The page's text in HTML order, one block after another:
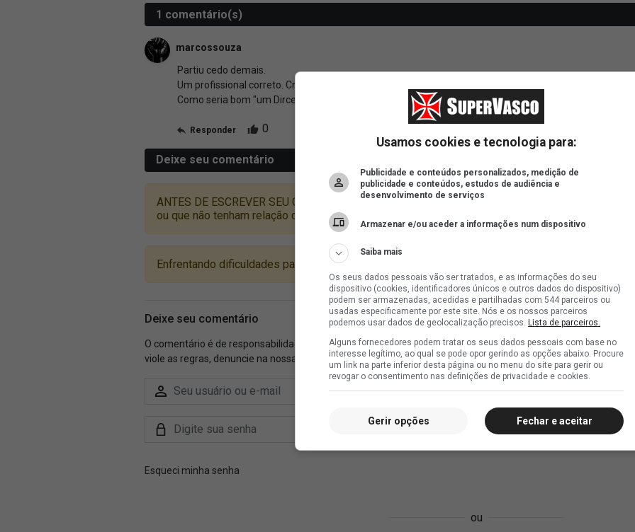
Usamos cookies e tecnologia para:
Publicidade e conteúdos personalizados, medição de
publicidade e conteúdos, estudos de audiência e
desenvolvimento de serviços
Armazenar e/ou aceder a informações num dispositivo
Saiba mais
Os seus dados pessoais vão ser tratados, e as informações do seu
dispositivo (cookies, identificadores únicos e outros dados do dispositivo)
podem ser armazenadas, acedidas e partilhadas com 544 parceiros ou
usadas especificamente por este site. Nós e os nossos parceiros
podemos usar dados de geolocalização precisos. Lista de parceiros.
Alguns fornecedores podem tratar os seus dados pessoais com base no
interesse legítimo, ao qual se pode opor gerindo as opções abaixo. Procure
um link na parte inferior desta página ou no menu do site para gerir ou
revogar o consentimento nas definições de privacidade e cookies.
Fechar e aceitar
Gerir opções